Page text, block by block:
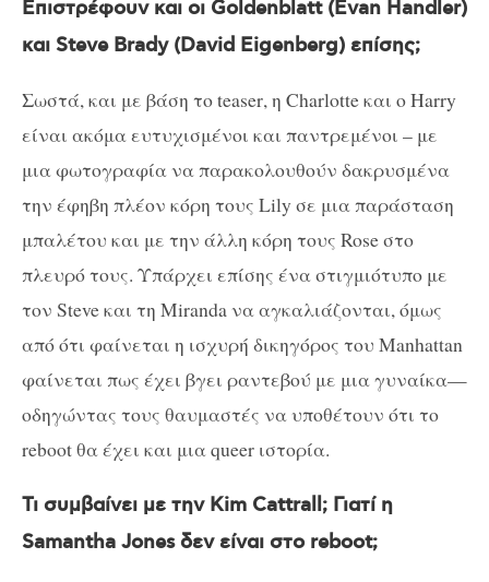
Επιστρέφουν και οι Goldenblatt (Evan Handler)
και Steve Brady (David Eigenberg) επίσης;
Σωστά, και με βάση τοteaser, η Charlotteκαι οHarry
είναι ακόμα ευτυχισμένοι και παντρεμένοι – με
μια φωτογραφία να παρακολουθούν δακρυσμένα
την έφηβη πλέον κόρη τους Lily σε μια παράσταση
μπαλέτου και με την άλλη κόρη τους Roseστο
πλευρό τους. Υπάρχει επίσης ένα στιγμιότυπο με
τον Steveκαι τη Mirandaνα αγκαλιάζονται, όμως
από ότι φαίνεται η ισχυρή δικηγόρος του Manhattan
φαίνεται πως έχει βγει ραντεβού με μια γυναίκα—
οδηγώντας τους θαυμαστές να υποθέτουν ότι το
rebootθα έχει και μιαqueer ιστορία.
Τι συμβαίνει με την Kim Cattrall; Γιατί η
Samantha Jonesδεν είναι στο reboot;